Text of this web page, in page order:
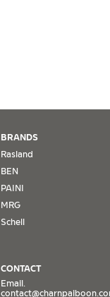
BRANDS
Rasland
BEN
PAINI
MRG
Schell
CONTACT
Email.